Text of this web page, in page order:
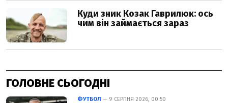
ГОЛОВНЕ СЬОГОДНІ
ФУТБОЛ — 9 СЕРПНЯ 2026, 00:50